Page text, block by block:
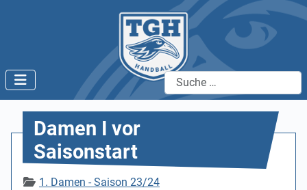
Suchen
Damen I vor
Saisonstart
Details1. Damen - Saison 23/24